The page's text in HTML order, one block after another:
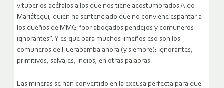
vituperios acéfalos a los que nos tiene acostumbrados Aldo
Mariátegui, quien ha sentenciado que no conviene espantar a
los dueños de MMG “por abogados pendejos y comuneros
ignorantes”. Y es que para muchos limeños eso son los
comuneros de Fuerabamba ahora (y siempre): ignorantes,
primitivos, salvajes, indios, en otras palabras.
Las mineras se han convertido en la excusa perfecta para que